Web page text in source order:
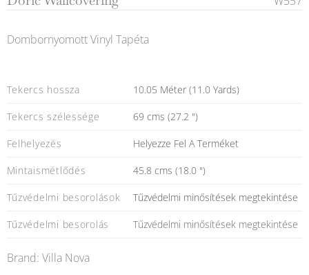
Dombornyomott Vinyl Tapéta
Tekercs hossza 10.05 Méter (11.0 Yards)
Tekercs szélessége 69 cms (27.2 ")
Felhelyezés Helyezze Fel A Terméket
Mintaismétlődés 45.8 cms (18.0 ")
Tűzvédelmi besorolások Tűzvédelmi minősítések megtekintése
Tűzvédelmi besorolás Tűzvédelmi minősítések megtekintése
Brand: Villa Nova